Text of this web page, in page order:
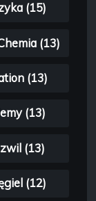
(15)
(13)
(13)
(13)
(13)
(12)